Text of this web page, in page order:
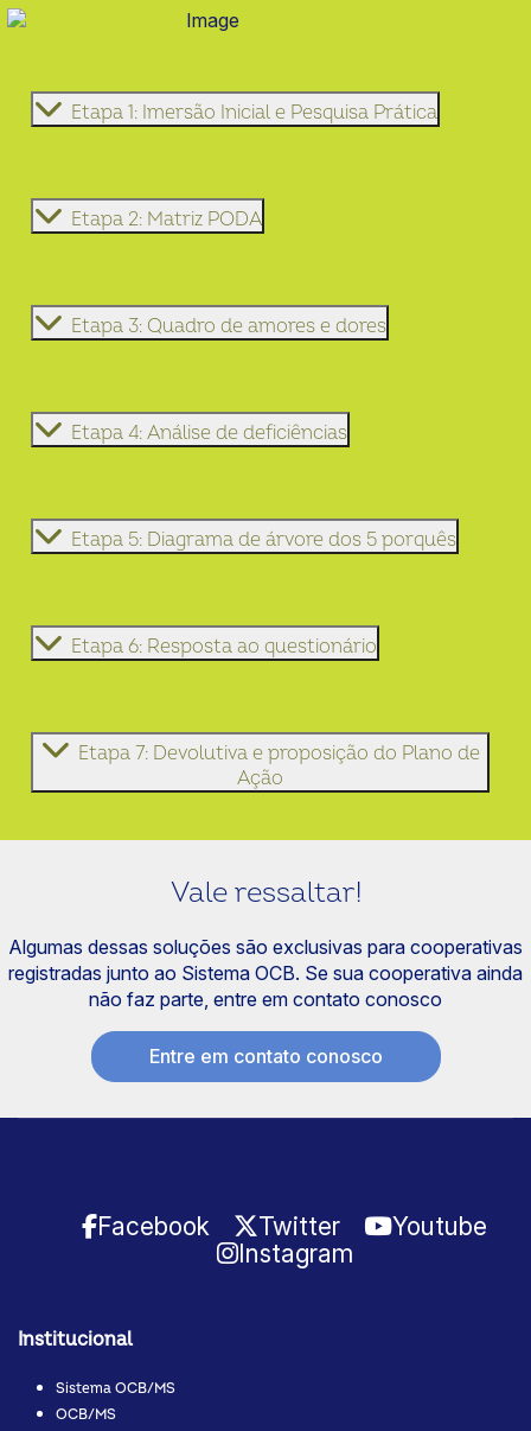
Etapa 1: Imersão Inicial e Pesquisa Prática
Etapa 2: Matriz PODA
Etapa 3: Quadro de amores e dores
Etapa 4: Análise de deficiências
Etapa 5: Diagrama de árvore dos 5 porquês
Etapa 6: Resposta ao questionário
Etapa 7: Devolutiva e proposição do Plano de
Ação
Vale ressaltar!
Algumas dessas soluções são exclusivas para cooperativas
registradas junto ao Sistema OCB. Se sua cooperativa ainda
não faz parte, entre em contato conosco
Entre em contato conosco
Facebook Twitter
Youtube
Instagram
Institucional
Sistema OCB/MS
OCB/MS